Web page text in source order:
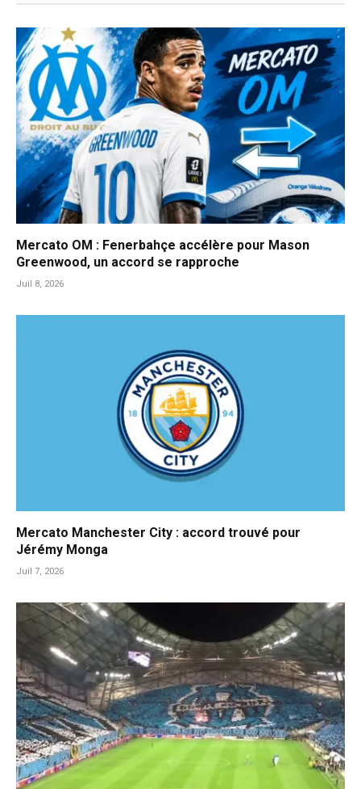
Mercato OM : Fenerbahçe accélère pour Mason
Greenwood, un accord se rapproche
Juil 8, 2026
Mercato Manchester City : accord trouvé pour
Jérémy Monga
Juil 7, 2026